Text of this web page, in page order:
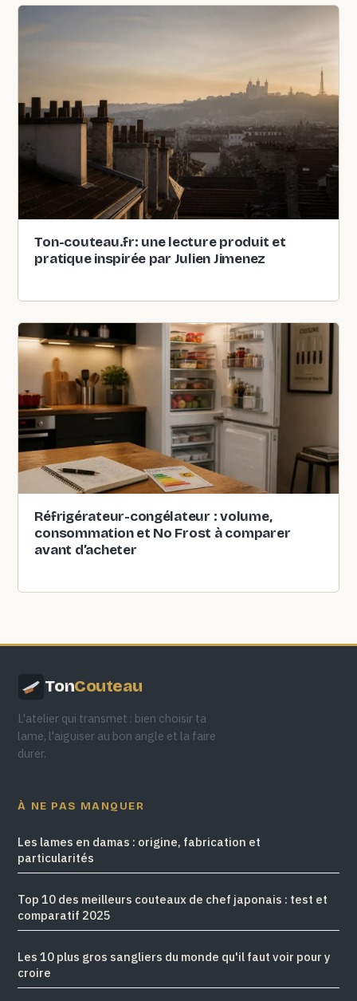
Ton-couteau.fr: une lecture produit et
pratique inspirée par Julien Jimenez
Réfrigérateur-congélateur : volume,
consommation et No Frost à comparer
avant d’acheter
TonCouteau
L'atelier qui transmet : bien choisir ta
lame, l'aiguiser au bon angle et la faire
durer.
À NE PAS MANQUER
Les lames en damas : origine, fabrication et
particularités
Top 10 des meilleurs couteaux de chef japonais : test et
comparatif 2025
Les 10 plus gros sangliers du monde qu'il faut voir pour y
croire